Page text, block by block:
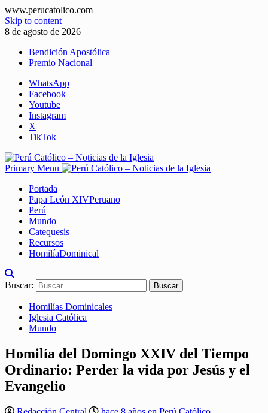
www.perucatolico.com
Skip to content
8 de agosto de 2026
Bendición Apostólica
Premio Nacional
WhatsApp
Facebook
Youtube
Instagram
X
TikTok
Primary Menu
Portada
Papa León XIVPeruano
Perú
Mundo
Catequesis
Recursos
HomilíaDominical
Buscar:
Homilías Dominicales
Iglesia Católica
Mundo
Homilía del Domingo XXIV del Tiempo
Ordinario: Perder la vida por Jesús y el
Evangelio